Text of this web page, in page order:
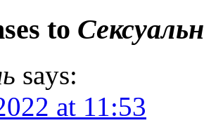
to
says:
at 11:53